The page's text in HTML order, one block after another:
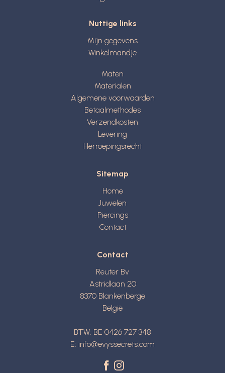
Nuttige links
Mijn gegevens
Winkelmandje
Maten
Materialen
Algemene voorwaarden
Betaalmethodes
Verzendkosten
Levering
Herroepingsrecht
Sitemap
Home
Juwelen
Piercings
Contact
Contact
Reuter Bv
Astridlaan 20
8370 Blankenberge
België
BTW: BE 0426 727 348
E: info@evyssecrets.com